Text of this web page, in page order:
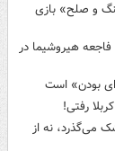
و صلح‌» بازی
هیروشیما در
بودن» است
رفتی!
می‌گذرد، نه از